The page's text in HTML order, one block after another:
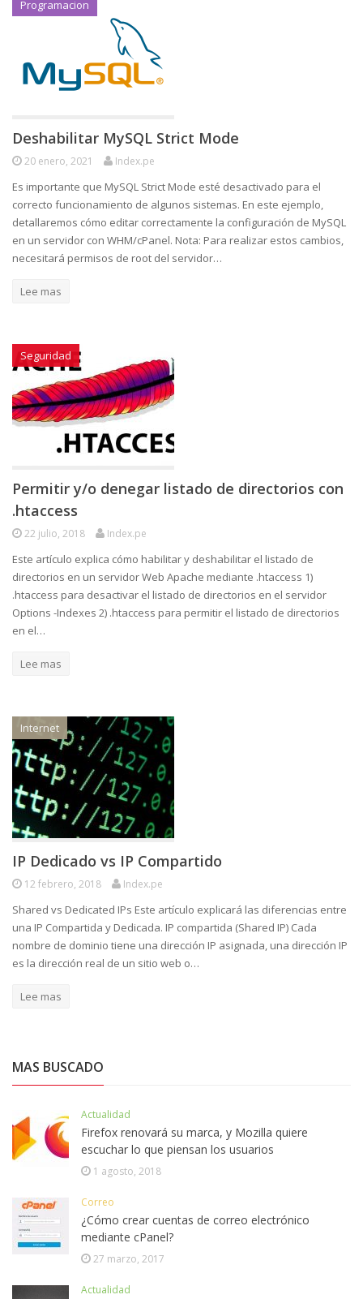
Programacion
Deshabilitar MySQL Strict Mode
20 enero, 2021 Index.pe
Es importante que MySQL Strict Mode esté desactivado para el
correcto funcionamiento de algunos sistemas. En este ejemplo,
detallaremos cómo editar correctamente la configuración de MySQL
en un servidor con WHM/cPanel. Nota: Para realizar estos cambios,
necesitará permisos de root del servidor…
Lee mas
Seguridad
Permitir y/o denegar listado de directorios con
.htaccess
22 julio, 2018 Index.pe
Este artículo explica cómo habilitar y deshabilitar el listado de
directorios en un servidor Web Apache mediante .htaccess 1)
.htaccess para desactivar el listado de directorios en el servidor
Options -Indexes 2) .htaccess para permitir el listado de directorios
en el…
Lee mas
Internet
IP Dedicado vs IP Compartido
12 febrero, 2018 Index.pe
Shared vs Dedicated IPs Este artículo explicará las diferencias entre
una IP Compartida y Dedicada. IP compartida (Shared IP) Cada
nombre de dominio tiene una dirección IP asignada, una dirección IP
es la dirección real de un sitio web o…
Lee mas
MAS BUSCADO
Actualidad
Firefox renovará su marca, y Mozilla quiere
escuchar lo que piensan los usuarios
1 agosto, 2018
Correo
¿Cómo crear cuentas de correo electrónico
mediante cPanel?
27 marzo, 2017
Actualidad